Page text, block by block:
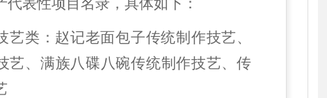
代表性项目名录，具体如下：
艺类：赵记老面包子传统制作技艺、
艺、满族八碟八碗传统制作技艺、传